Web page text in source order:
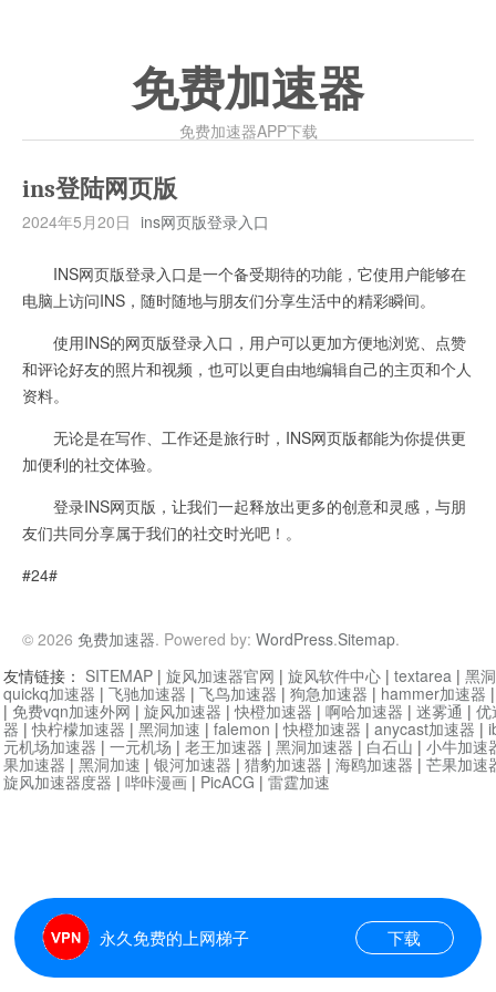
免费加速器
免费加速器APP下载
ins登陆网页版
2024年5月20日 ins网页版登录入口
INS网页版登录入口是一个备受期待的功能，它使用户能够在
电脑上访问INS，随时随地与朋友们分享生活中的精彩瞬间。
使用INS的网页版登录入口，用户可以更加方便地浏览、点赞
和评论好友的照片和视频，也可以更自由地编辑自己的主页和个人
资料。
无论是在写作、工作还是旅行时，INS网页版都能为你提供更
加便利的社交体验。
登录INS网页版，让我们一起释放出更多的创意和灵感，与朋
友们共同分享属于我们的社交时光吧！。
#24#
© 2026 免费加速器. Powered by: WordPress.Sitemap.
永久免费的上网梯子 下载
友情链接： SITEMAP | 旋风加速器官网 | 旋风软件中心 | textarea | 黑
quickq加速器 | 飞驰加速器 | 飞鸟加速器 | 狗急加速器 | hammer加速器
| 免费vqn加速外网 | 旋风加速器 |快橙加速器 | 啊哈加速器 | 迷雾通 | 优
器 |快柠檬加速器 | 黑洞加速 | falemon |快橙加速器 | anycast加速器 |
元机场加速器 | 一元机场 | 老王加速器 | 黑洞加速器 | 白石山 | 小牛加速
果加速器 | 黑洞加速 | 银河加速器 | 猎豹加速器 | 海鸥加速器 | 芒果加速
旋风加速器度器 | 哔咔漫画 | PicACG | 雷霆加速